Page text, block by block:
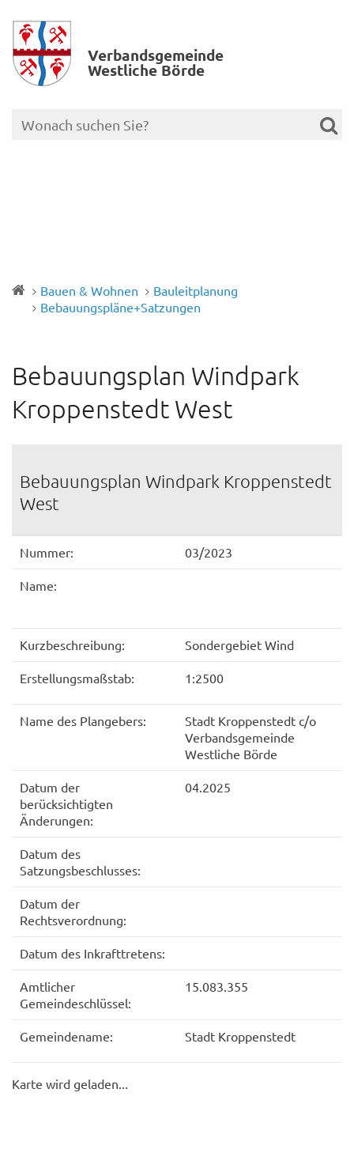
Verbands­gemeinde
Westliche Börde
Bauen & Wohnen
Bauleitplanung
Bebauungspläne+Satzungen
Bebauungsplan Windpark
Kroppenstedt West
Bebauungsplan Windpark Kroppenstedt
West
Nummer: 03/2023
Name:
Kurzbeschreibung: Sondergebiet Wind
Erstellungsmaßstab: 1:2500
Name des Plangebers:
Stadt Kroppenstedt c/o
Verbandsgemeinde
Westliche Börde
Datum der
berücksichtigten
Änderungen:
04.2025
Datum des
Satzungsbeschlusses:
Datum der
Rechtsverordnung:
Datum des Inkrafttretens:
Amtlicher
Gemeindeschlüssel:
15.083.355
Gemeindename: Stadt Kroppenstedt
Karte wird geladen...